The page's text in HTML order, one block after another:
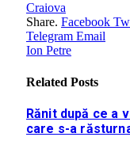
Craiova
Share. Facebook
Telegram Email
Ion Petre
Related Posts
Rănit după ce a
care s-a